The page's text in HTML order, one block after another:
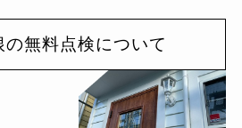
の無料点検について